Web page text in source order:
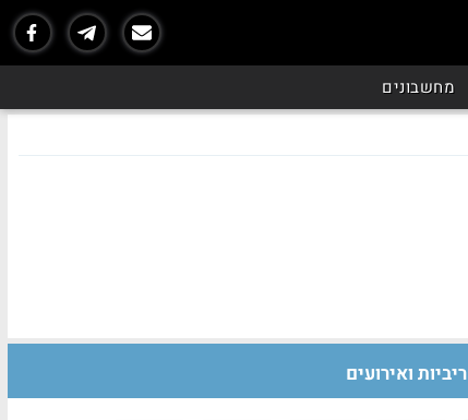
מחשבונים
ריביות ואירועים